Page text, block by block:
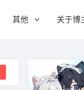
其他 关于博